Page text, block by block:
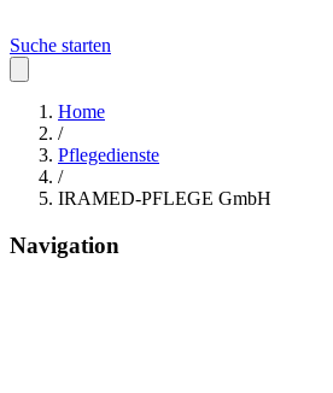
Suche starten
Home
/
Pflegedienste
/
IRAMED-PFLEGE GmbH
Navigation